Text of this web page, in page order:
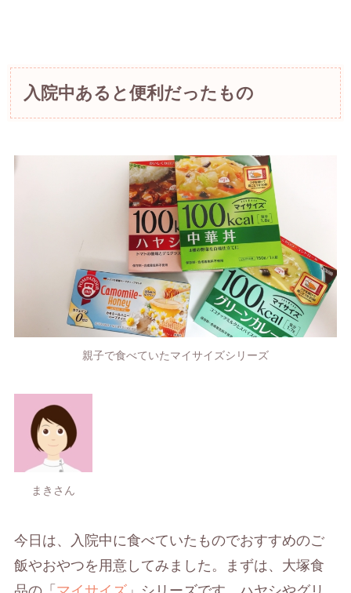
入院中あると便利だったもの
親子で食べていたマイサイズシリーズ
まきさん
今日は、入院中に食べていたものでおすすめのご
飯やおやつを用意してみました。まずは、大塚食